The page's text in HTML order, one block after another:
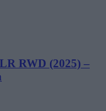
RWD (2025) –